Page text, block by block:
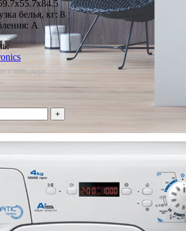
белья, кг: 8
A
у менеджера
+